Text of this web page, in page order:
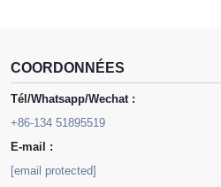
COORDONNÉES
Tél/Whatsapp/Wechat :
+86-134 51895519
E-mail :
[email protected]